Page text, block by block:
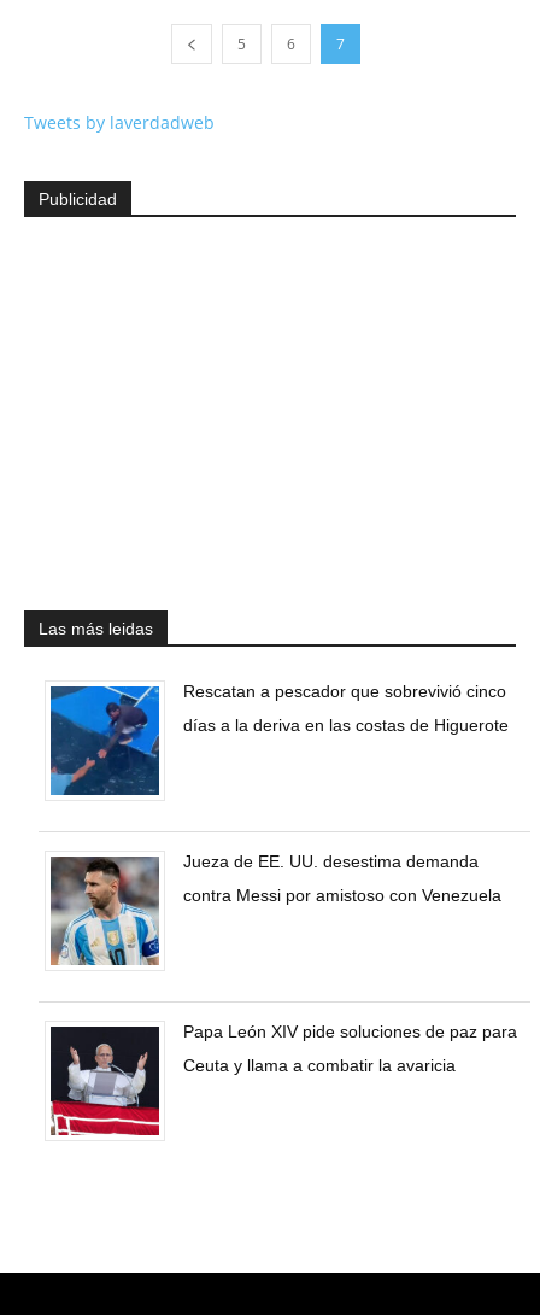
5 6 7
Tweets by laverdadweb
Publicidad
Las más leidas
Rescatan a pescador que sobrevivió cinco
días a la deriva en las costas de Higuerote
Jueza de EE. UU. desestima demanda
contra Messi por amistoso con Venezuela
Papa León XIV pide soluciones de paz para
Ceuta y llama a combatir la avaricia